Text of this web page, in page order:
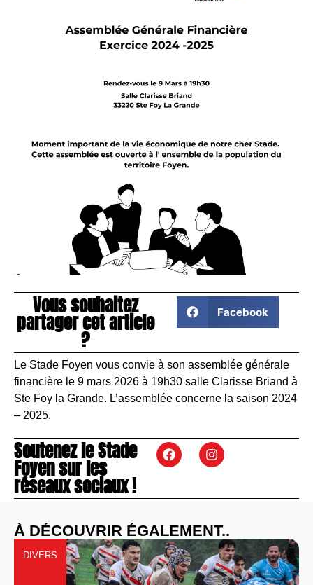
Vous souhaitez
partager cet article
?
Facebook
Le Stade Foyen vous convie à son assemblée générale
financière le 9 mars 2026 à 19h30 salle Clarisse Briand à
Ste Foy la Grande. L’assemblée concerne la saison 2024
– 2025.
Soutenez le Stade
Foyen sur les
réseaux sociaux !
À DÉCOUVRIR ÉGALEMENT..
DIVERS